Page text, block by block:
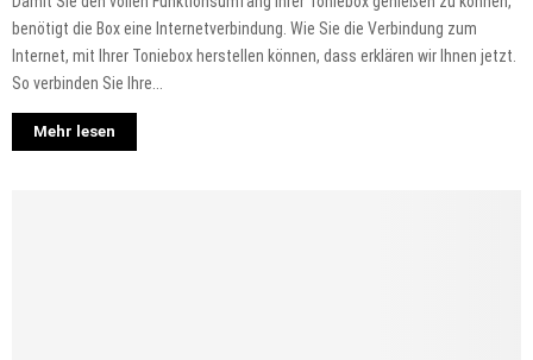
benötigt die Box eine Internetverbindung. Wie Sie die Verbindung zum
Internet, mit Ihrer Toniebox herstellen können, dass erklären wir Ihnen jetzt.
So verbinden Sie Ihre...
Mehr lesen